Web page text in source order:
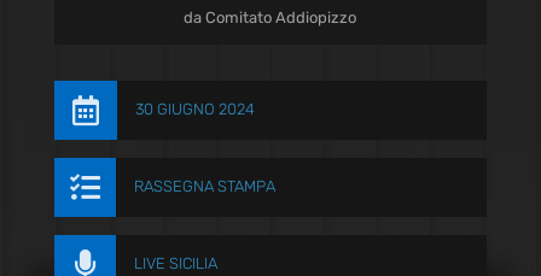
daComitato Addiopizzo
 30 GIUGNO 2024
 RASSEGNA STAMPA
 LIVE SICILIA